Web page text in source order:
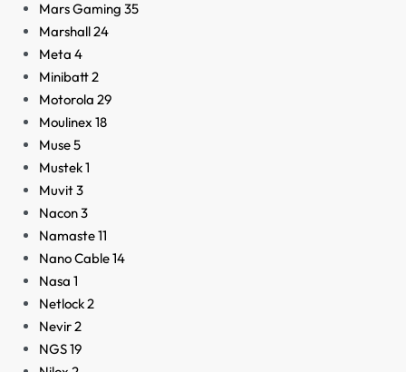
Mars Gaming 35
Marshall24
Meta 4
Minibatt2
Motorola 29
Moulinex 18
Muse5
Mustek1
Muvit3
Nacon3
Namaste11
Nano Cable14
Nasa 1
Netlock2
Nevir2
NGS19